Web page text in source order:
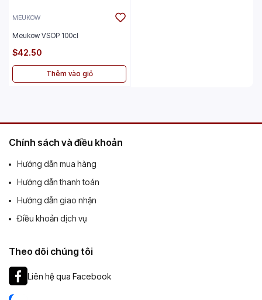
MEUKOW
Meukow VSOP 100cl
$42.50
Thêm vào giỏ
Chính sách và điều khoản
Hướng dẫn mua hàng
Hướng dẫn thanh toán
Hướng dẫn giao nhận
Điều khoản dịch vụ
Theo dõi chúng tôi
Liên hệ qua Facebook